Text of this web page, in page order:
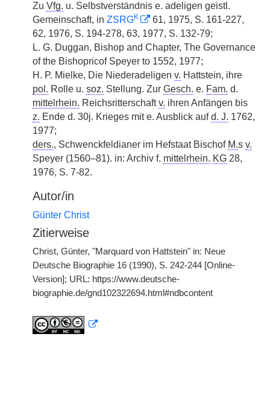
Zu Vfg. u. Selbstverständnis e. adeligen geistl.
Gemeinschaft, in ZSRGK
61, 1975, S. 161-227,
62, 1976, S. 194-278, 63, 1977, S. 132-79;
L. G. Duggan, Bishop and Chapter, The Governance
of the Bishopricof Speyer to 1552, 1977;
H. P. Mielke, Die Niederadeligen v. Hattstein, ihre
pol. Rolle u. soz. Stellung. Zur Gesch. e. Fam. d.
mittelrhein. Reichsritterschaftv. ihren Anfängen bis
z. Ende d. 30j. Krieges mit e. Ausblick aufd. J. 1762,
1977;
ders., Schwenckfeldianer im Hefstaat Bischof M.s v.
Speyer (1560–81). in: Archiv f. mittelrhein. KG 28,
1976, S. 7-82.
Autor/in
Günter Christ
Zitierweise
Christ, Günter, "Marquard von Hattstein" in: Neue
Deutsche Biographie 16 (1990), S. 242-244 [Online-
Version]; URL: https://www.deutsche-
biographie.de/gnd102322694.html#ndbcontent